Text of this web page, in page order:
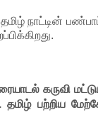
நாட்டின்
கருவி
தமிழ் பற்றிய